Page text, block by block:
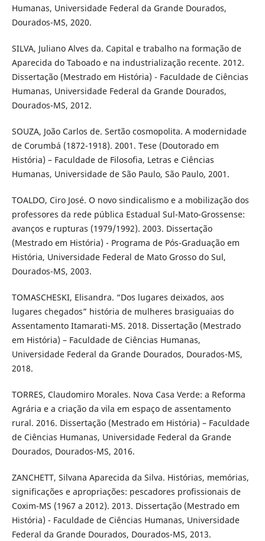
Humanas, Universidade Federal da Grande Dourados,
Dourados-MS, 2020.
SILVA, Juliano Alves da. Capital e trabalho na formação de
Aparecida do Taboado e na industrialização recente. 2012.
Dissertação (Mestrado em História) - Faculdade de Ciências
Humanas, Universidade Federal da Grande Dourados,
Dourados-MS, 2012.
SOUZA, João Carlos de. Sertão cosmopolita. A modernidade
de Corumbá (1872-1918). 2001. Tese (Doutorado em
História) – Faculdade de Filosofia, Letras e Ciências
Humanas, Universidade de São Paulo, São Paulo, 2001.
TOALDO, Ciro José. O novo sindicalismo e a mobilização dos
professores da rede pública Estadual Sul-Mato-Grossense:
avanços e rupturas (1979/1992). 2003. Dissertação
(Mestrado em História) - Programa de Pós-Graduação em
História, Universidade Federal de Mato Grosso do Sul,
Dourados-MS, 2003.
TOMASCHESKI, Elisandra. “Dos lugares deixados, aos
lugares chegados” história de mulheres brasiguaias do
Assentamento Itamarati-MS. 2018. Dissertação (Mestrado
em História) – Faculdade de Ciências Humanas,
Universidade Federal da Grande Dourados, Dourados-MS,
2018.
TORRES, Claudomiro Morales. Nova Casa Verde: a Reforma
Agrária e a criação da vila em espaço de assentamento
rural. 2016. Dissertação (Mestrado em História) – Faculdade
de Ciências Humanas, Universidade Federal da Grande
Dourados, Dourados-MS, 2016.
ZANCHETT, Silvana Aparecida da Silva. Histórias, memórias,
significações e apropriações: pescadores profissionais de
Coxim-MS (1967 a 2012). 2013. Dissertação (Mestrado em
História) - Faculdade de Ciências Humanas, Universidade
Federal da Grande Dourados, Dourados-MS, 2013.